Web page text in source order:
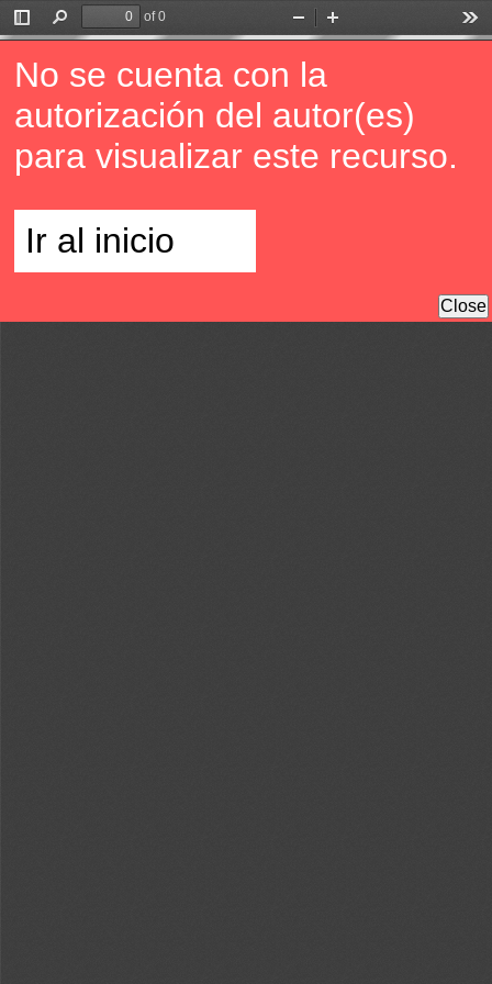
Toggle
Sidebar
Find
of 0
Zoom
Out
In
No se cuenta con la
autorización del autor(es)
para visualizar este recurso.
Ir al inicio
Close